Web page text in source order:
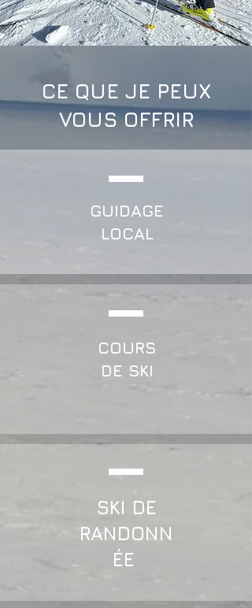
CE QUE JE PEUX
VOUS OFFRIR
GUIDAGE
LOCAL
COURS
DE SKI
SKI DE
RANDONN
ÉE